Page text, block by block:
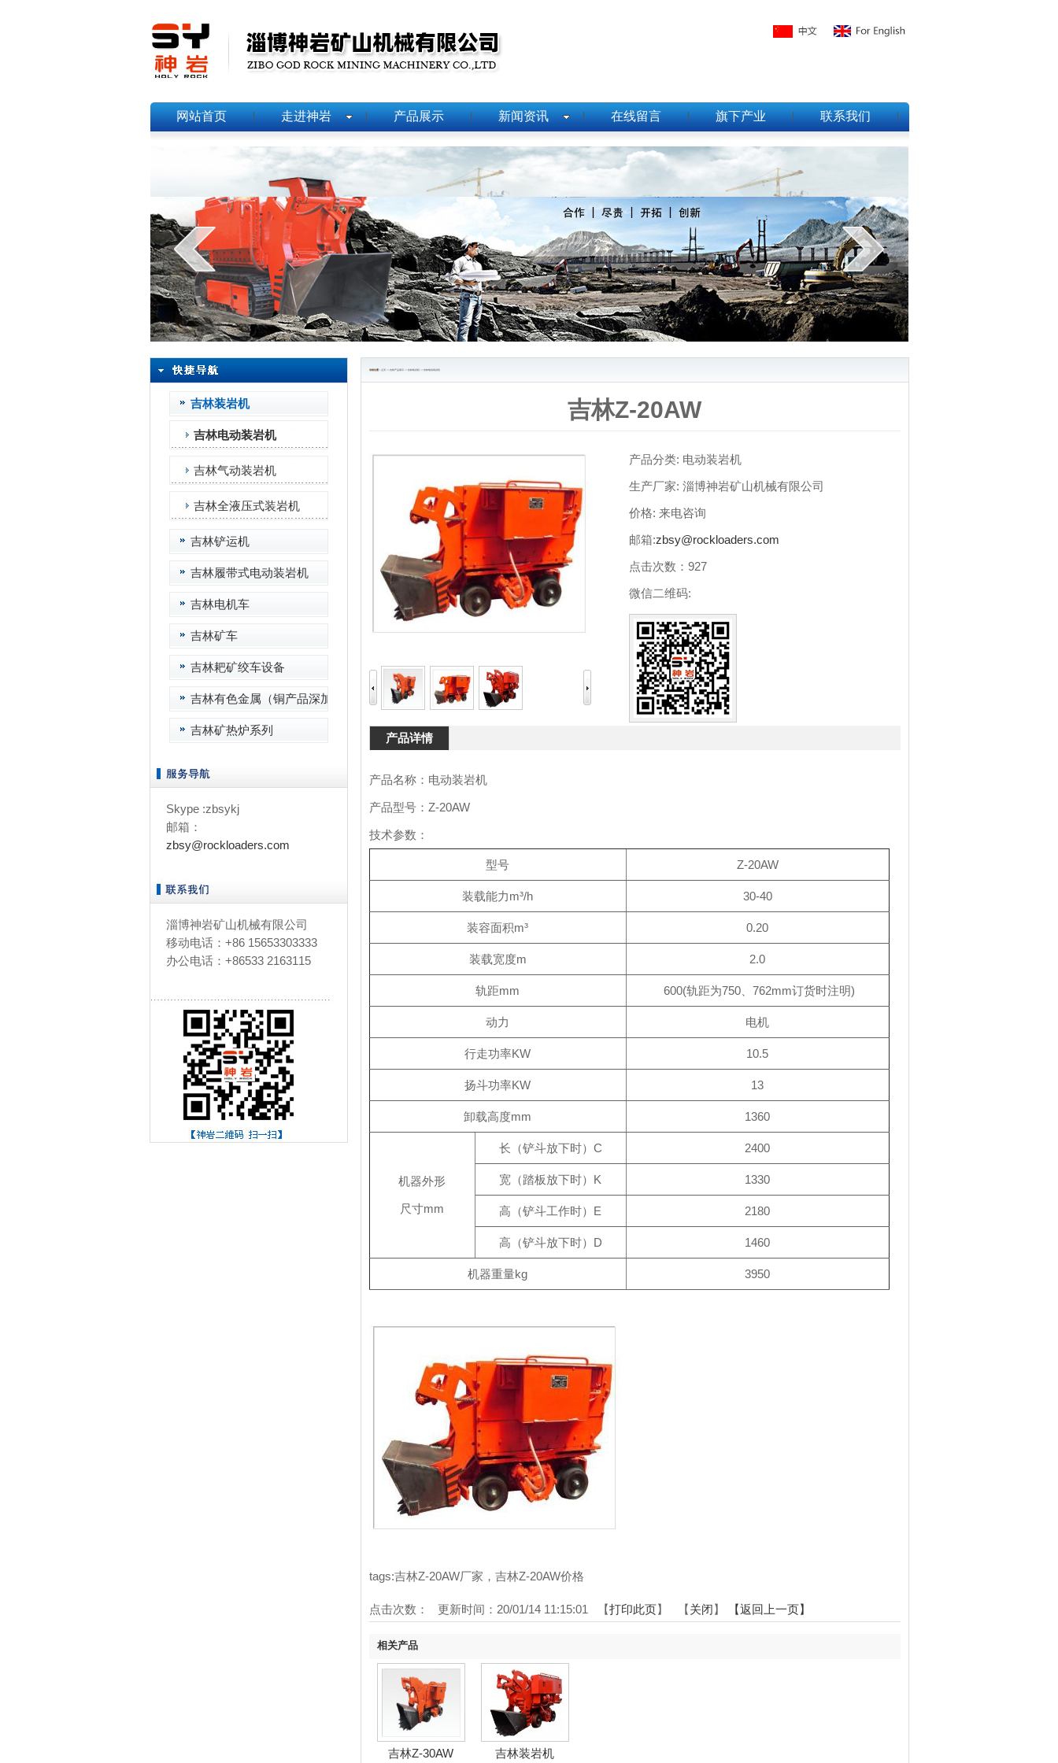
网站首页 走进神岩 产品展示 新闻资讯 在线留言 旗下产业 联系我们
吉林装岩机
吉林电动装岩机
吉林气动装岩机
吉林全液压式装岩机
吉林铲运机
吉林履带式电动装岩机
吉林电机车
吉林矿车
吉林耙矿绞车设备
吉林有色金属（铜产品深加工）
吉林矿热炉系列
Skype :zbsykj
邮箱：
zbsy@rockloaders.com
淄博神岩矿山机械有限公司
移动电话：+86 15653303333
办公电话：+86533 2163115
当前位置 : 主页 >> 吉林产品展示>> 吉林装岩机>> 吉林电动装岩机
吉林Z-20AW
产品分类: 电动装岩机
生产厂家: 淄博神岩矿山机械有限公司
价格: 来电咨询
邮箱:zbsy@rockloaders.com
点击次数： 927
微信二维码:
产品详情
产品名称：电动装岩机
产品型号：Z-20AW
技术参数：
型号 Z-20AW
装载能力m³/h 30-40
装容面积m³ 0.20
装载宽度m 2.0
轨距mm 600(轨距为750、762mm订货时注明)
动力 电机
行走功率KW 10.5
扬斗功率KW 13
卸载高度mm 1360
机器外形
尺寸mm
长（铲斗放下时）C 2400
宽（踏板放下时）K 1330
高（铲斗工作时）E 2180
高（铲斗放下时）D 1460
机器重量kg 3950
tags:吉林Z-20AW厂家，吉林Z-20AW价格
点击次数： 更新时间：20/01/14 11:15:01 【打印此页】 【关闭】 【返回上一页】
相关产品
吉林Z-30AW 吉林装岩机